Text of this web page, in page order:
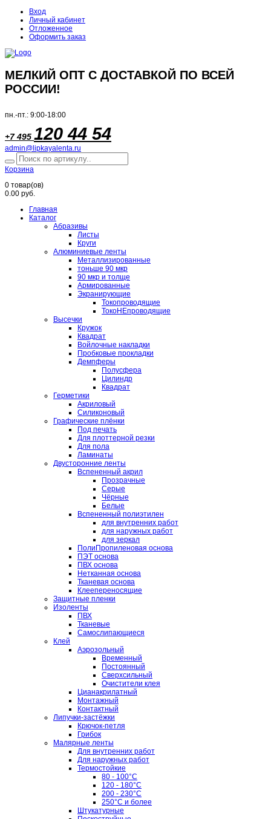
Вход
Личный кабинет
Отложенное
Оформить заказ
МЕЛКИЙ ОПТ С ДОСТАВКОЙ ПО ВСЕЙ
РОССИИ!
пн.-пт.: 9:00-18:00
+7 495 120 44 54
admin@lipkayalenta.ru
Корзина
0 товар(ов)
0.00 руб.
Главная
Каталог
Абразивы
Листы
Круги
Алюминиевые ленты
Металлизированные
тоньше 90 мкр
90 мкр и толще
Армированные
Экранирующие
Токопроводящие
ТокоНЕпроводящие
Высечки
Кружок
Квадрат
Войлочные накладки
Пробковые прокладки
Демпферы
Полусфера
Цилиндр
Квадрат
Герметики
Акриловый
Силиконовый
Графические плёнки
Под печать
Для плоттерной резки
Для пола
Ламинаты
Двусторонние ленты
Вспененный акрил
Прозрачные
Серые
Чёрные
Белые
Вспененный полиэтилен
для внутренних работ
для наружных работ
для зеркал
ПолиПропиленовая основа
ПЭТ основа
ПВХ основа
Нетканная основа
Тканевая основа
Клеепереносящие
Защитные пленки
Изоленты
ПВХ
Тканевые
Самослипающиеся
Клей
Аэрозольный
Временный
Постоянный
Сверхсильный
Очистители клея
Цианакрилатный
Монтажный
Контактный
Липучки-застёжки
Крючок-петля
Грибок
Малярные ленты
Для внутренних работ
Для наружных работ
Термостойкие
80 - 100°C
120 - 180°C
200 - 230°C
250°C и более
Штукатурные